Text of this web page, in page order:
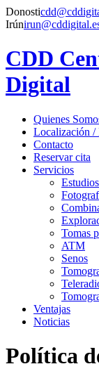
Donosti
Irún
CDD
Digital
Quienes
Localización /
Contacto
Reservar cita
Servicios
Tomas
ATM
Senos
Ventajas
Noticias
Política